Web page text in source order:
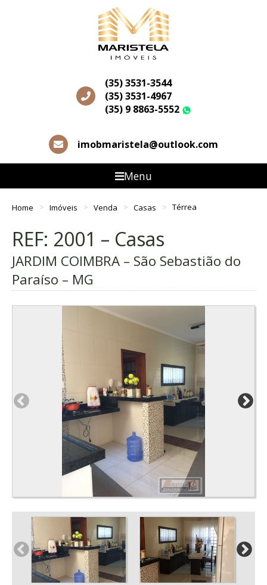
(35) 3531-3544
(35) 3531-4967
(35) 9 8863-5552
imobmaristela@outlook.com
Menu
Home Imóveis Venda Casas Térrea
REF: 2001 – Casas
JARDIM COIMBRA – São Sebastião do
Paraíso – MG